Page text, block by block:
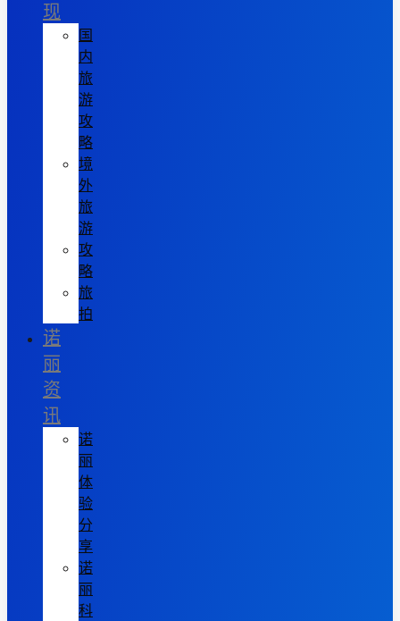
现
国
内
旅
游
攻
略
境
外
旅
游
攻
略
旅
拍
诺
丽
资
讯
诺
丽
体
验
分
享
诺
丽
科